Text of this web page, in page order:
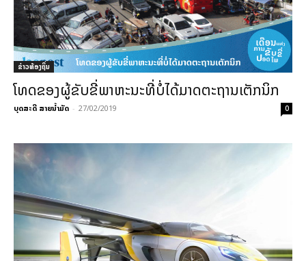
ຂ່າວທ້ອງຖິ່ນ
ໂທດຂອງຜູ້ຂັບຂີ່ພາຫະນະທີ່ບໍ່ໄດ້ມາດຕະຖານເຕັກນິກ
ບຸດສະດີ ສາຍນ້ຳມັດ - 27/02/2019 0